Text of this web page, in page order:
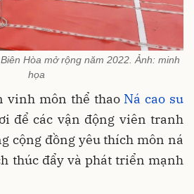
Hòa mở rộng năm 2022. Ảnh: minh
họa
vinh môn thể thao Ná cao su
để các vận động viên tranh
cộng đồng yêu thích môn ná
thúc đẩy và phát triển mạnh